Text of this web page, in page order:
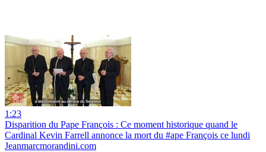
1:23
Disparition du Pape François : Ce moment historique quand le
Cardinal Kevin Farrell annonce la mort du #ape François ce lundi
Jeanmarcmorandini.com